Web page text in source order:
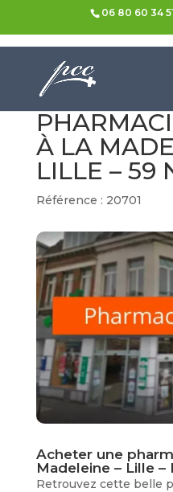
06 80 60 34
Accueil>Pharmacies à
vendre à La Madeleine
À LA
LILLE – 59
Référence : 20701
Acheter une
Madeleine – Lille –
Retrouvez cette belle